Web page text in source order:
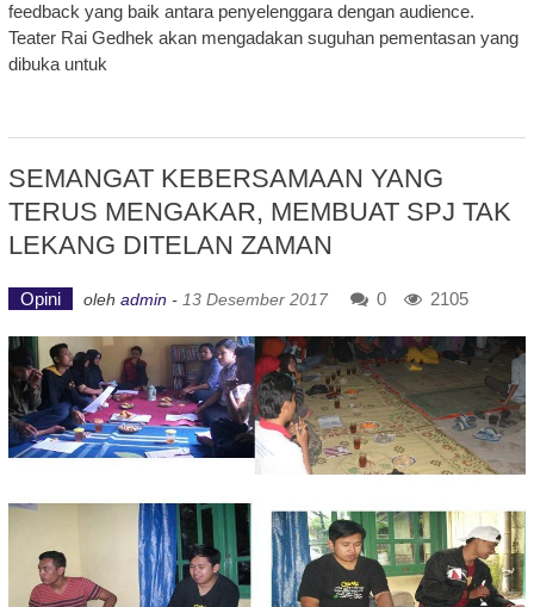
feedback yang baik antara penyelenggara dengan audience.
Teater Rai Gedhek akan mengadakan suguhan pementasan yang
dibuka untuk
SEMANGAT KEBERSAMAAN YANG
TERUS MENGAKAR, MEMBUAT SPJ TAK
LEKANG DITELAN ZAMAN
Opini oleh admin - 13 Desember 2017 0 2105